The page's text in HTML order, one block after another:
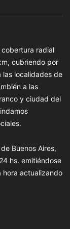
cobertura radial
cubriendo por
localidades de
a las
y ciudad del
Buenos Aires,
hs. emitiéndose
hora actualizando